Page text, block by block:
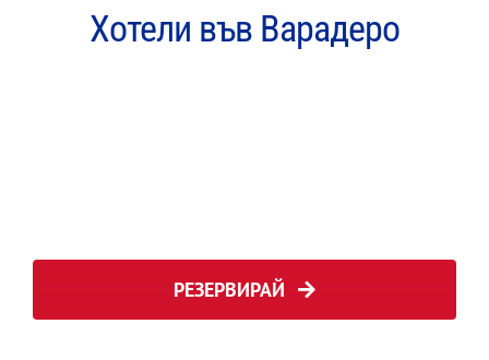
Хотели във Варадеро
РЕЗЕРВИРАЙ